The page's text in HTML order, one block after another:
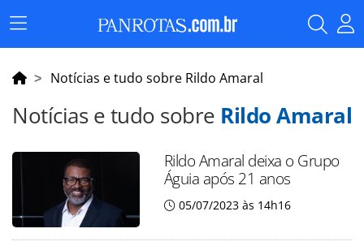
Menu
Principal
Notícias e tudo sobre Rildo Amaral
Notícias e tudo sobre Rildo Amaral
Rildo Amaral deixa o Grupo
Águia após 21 anos
05/07/2023 às 14h16